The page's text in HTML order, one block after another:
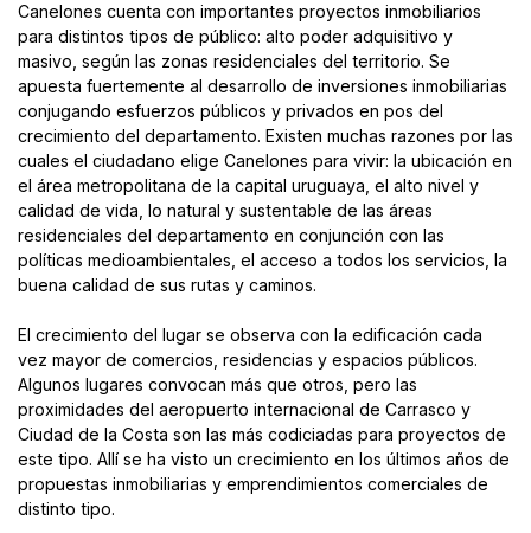
Canelones cuenta con importantes proyectos inmobiliarios
para distintos tipos de público: alto poder adquisitivo y
masivo, según las zonas residenciales del territorio. Se
apuesta fuertemente al desarrollo de inversiones inmobiliarias
conjugando esfuerzos públicos y privados en pos del
crecimiento del departamento. Existen muchas razones por las
cuales el ciudadano elige Canelones para vivir: la ubicación en
el área metropolitana de la capital uruguaya, el alto nivel y
calidad de vida, lo natural y sustentable de las áreas
residenciales del departamento en conjunción con las
políticas medioambientales, el acceso a todos los servicios, la
buena calidad de sus rutas y caminos.
El crecimiento del lugar se observa con la edificación cada
vez mayor de comercios, residencias y espacios públicos.
Algunos lugares convocan más que otros, pero las
proximidades del aeropuerto internacional de Carrasco y
Ciudad de la Costa son las más codiciadas para proyectos de
este tipo. Allí se ha visto un crecimiento en los últimos años de
propuestas inmobiliarias y emprendimientos comerciales de
distinto tipo.